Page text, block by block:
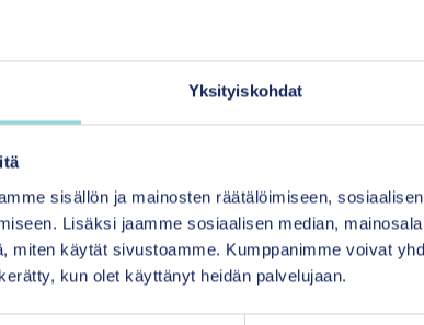
Yksityiskohdat
sisällön ja mainosten räätälöimiseen,
Lisäksi jaamme sosiaalisen median,
miten käytät sivustoamme. Kumppanimme voivat
kun olet käyttänyt heidän palvelujaan.
esimerkiksi vanhemmuuden tuki,
toimeentulo”, kertoi johtava
arjen tukeminen on vanhempien, koulun
Tällöin vaarantuvat myös
perheen muodostuminen, opinnot ja
tukikeinoja mielen